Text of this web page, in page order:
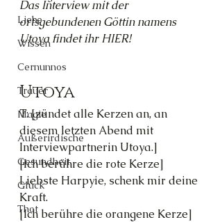
Liebe
Wissen
Cernunnos
Trauer
Magie
Außerirdische
Gesundheit
Glück
Thot
Das Interview mit der
ortsgebundenen Göttin namens
Utoya findet ihr HIER!
Utoya
T: [zündet alle Kerzen an, an
diesem letzten Abend mit
Interviewpartnerin Utoya.]
[Ich berühre die rote Kerze]
Liebste Harpyie, schenk mir deine
Kraft.
[Ich berühre die orangene Kerze]